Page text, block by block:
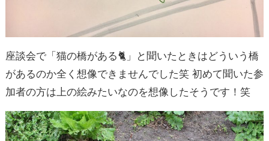
座談会で「猫の橋がある🐈」と聞いたときはどういう橋
があるのか全く想像できませんでした笑 初めて聞いた参
加者の方は上の絵みたいなのを想像したそうです！笑